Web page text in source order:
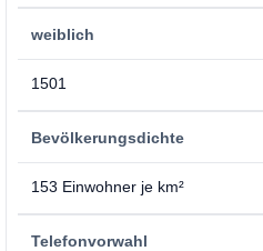
weiblich
1501
Bevölkerungsdichte
153 Einwohner je km²
Telefonvorwahl